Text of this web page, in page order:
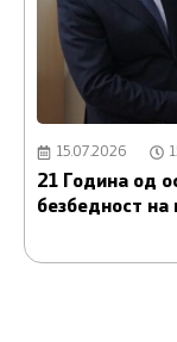
15.07.2026
21 Година од
безбедност